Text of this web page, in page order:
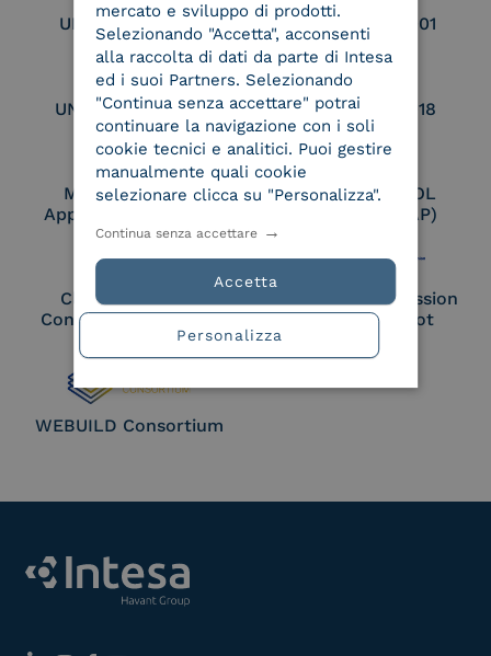
UNI EN ISO 9001 UNI EN ISO 27001
UNI EN ISO 27017 UNI EN ISO 27018
Membro Adobe
Approved Trust List
Certified PEPPOL
Access Point (AP)
Cloud Signature
Consortium Member
European Commission
Large Scale Pilot
WEBUILD Consortium
mercato e sviluppo di prodotti.
Selezionando "Accetta", acconsenti
alla raccolta di dati da parte di Intesa
ed i suoi Partners. Selezionando
"Continua senza accettare" potrai
continuare la navigazione con i soli
cookie tecnici e analitici. Puoi gestire
manualmente quali cookie
selezionare clicca su "Personalizza".
Accetta
Continua senza accettare
Personalizza